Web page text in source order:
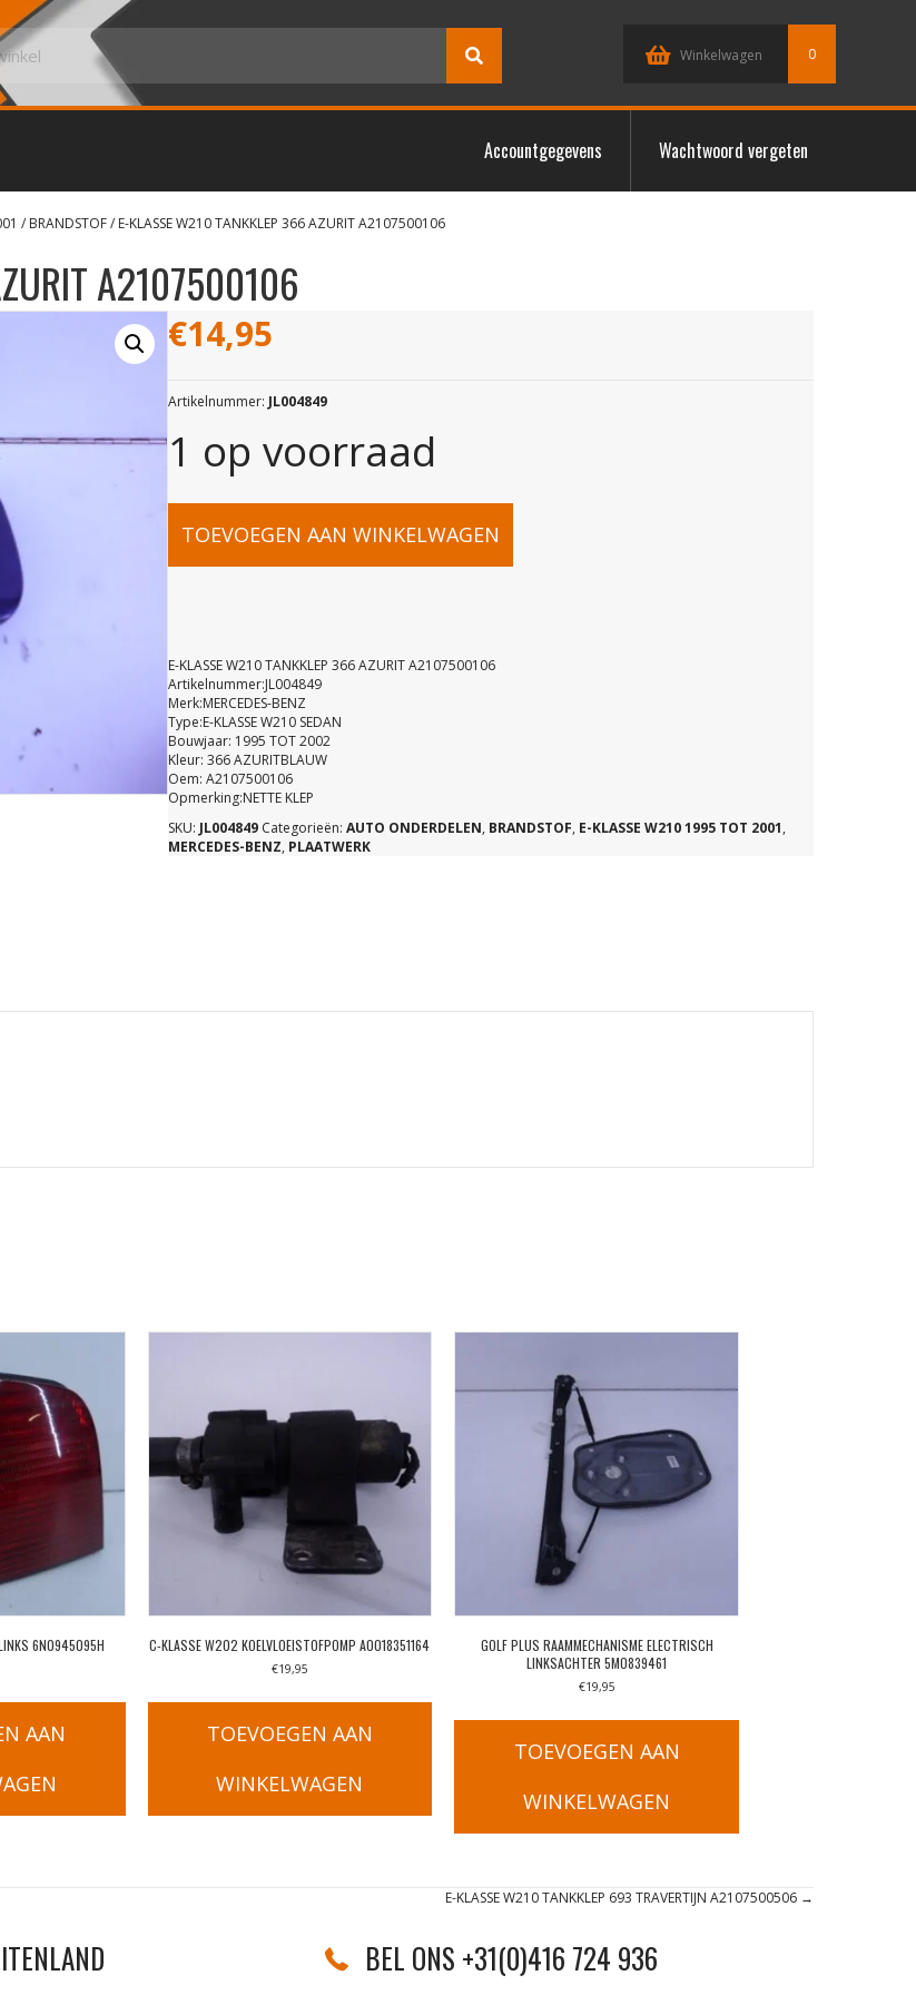
Winkelwagen 0
Accountgegevens Wachtwoord vergeten
/ BRANDSTOF/ E-KLASSE W210 TANKKLEP 366 AZURIT A2107500106
A2107500106
€14,95
Artikelnummer: JL004849
1 op voorraad
E-
W210
TANKKLEP
366
AZURIT
TOEVOEGEN AAN WINKELWAGEN
E-KLASSE W210 TANKKLEP 366 AZURIT A2107500106
Artikelnummer:JL004849
Merk:MERCEDES-BENZ
Type:E-KLASSE W210 SEDAN
Bouwjaar: 1995 TOT 2002
Kleur: 366 AZURITBLAUW
Oem: A2107500106
Opmerking:NETTE KLEP
SKU: JL004849 Categorieën: AUTO ONDERDELEN, BRANDSTOF, E-KLASSE W210 1995 TOT 2001,
MERCEDES-BENZ, PLAATWERK
6N0945095H
AAN
C-KLASSE W202 KOELVLOEISTOFPOMP A0018351164
€19,95
TOEVOEGEN AAN
WINKELWAGEN
GOLF PLUS RAAMMECHANISME ELECTRISCH
LINKSACHTER 5M0839461
€19,95
TOEVOEGEN AAN
WINKELWAGEN
E-KLASSE W210 TANKKLEP 693 TRAVERTIJN A2107500506 →
BEL ONS +31(0)416 724 936